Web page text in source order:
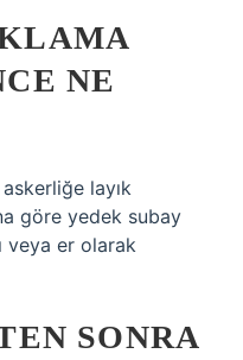
NE
layık
göre yedek subay
veya er olarak
SONRA